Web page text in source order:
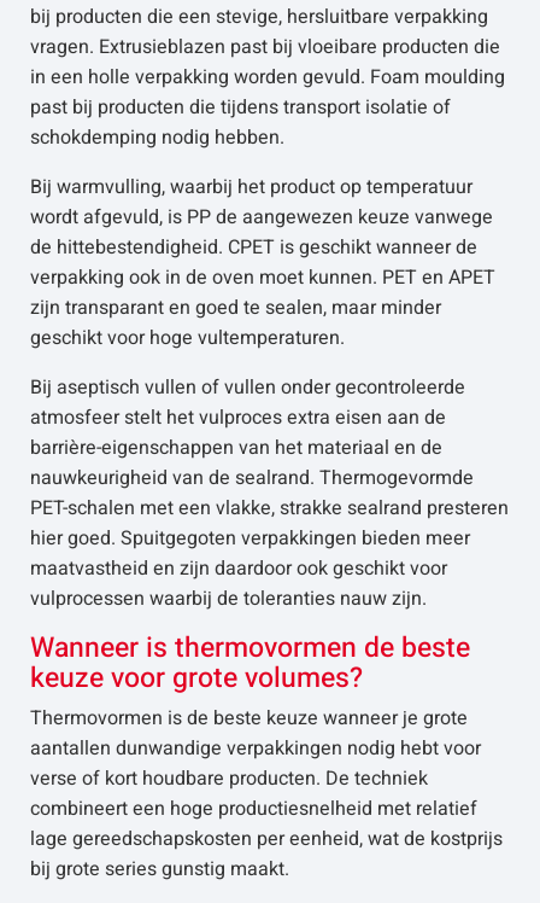
bij producten die een stevige, hersluitbare verpakking
vragen. Extrusieblazen past bij vloeibare producten die
in een holle verpakking worden gevuld. Foam moulding
past bij producten die tijdens transport isolatie of
schokdemping nodig hebben.
Bij warmvulling, waarbij het product op temperatuur
wordt afgevuld, is PP de aangewezen keuze vanwege
de hittebestendigheid. CPET is geschikt wanneer de
verpakking ook in de oven moet kunnen. PET en APET
zijn transparant en goed te sealen, maar minder
geschikt voor hoge vultemperaturen.
Bij aseptisch vullen of vullen onder gecontroleerde
atmosfeer stelt het vulproces extra eisen aan de
barrière-eigenschappen van het materiaal en de
nauwkeurigheid van de sealrand. Thermogevormde
PET-schalen met een vlakke, strakke sealrand presteren
hier goed. Spuitgegoten verpakkingen bieden meer
maatvastheid en zijn daardoor ook geschikt voor
vulprocessen waarbij de toleranties nauw zijn.
Wanneer is thermovormen de beste
keuze voor grote volumes?
Thermovormen is de beste keuze wanneer je grote
aantallen dunwandige verpakkingen nodig hebt voor
verse of kort houdbare producten. De techniek
combineert een hoge productiesnelheid met relatief
lage gereedschapskosten per eenheid, wat de kostprijs
bij grote series gunstig maakt.